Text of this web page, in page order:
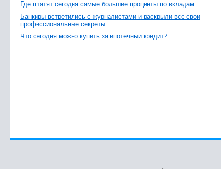
Где платят сегодня самые большие проценты по вкладам
Банкиры встретились с журналистами и раскрыли все свои
профессиональные секреты
Что сегодня можно купить за ипотечный кредит?